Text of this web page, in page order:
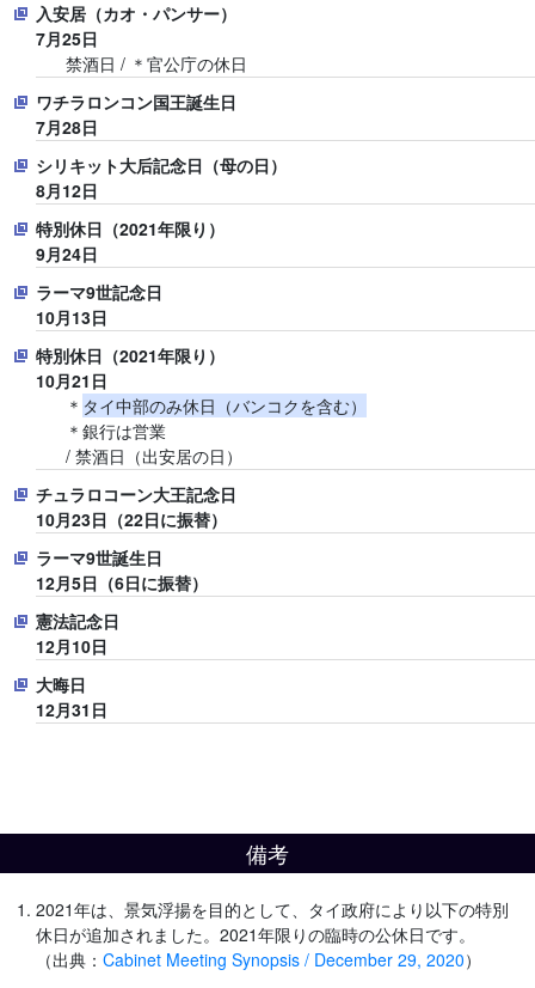
入安居（カオ・パンサー）
7月25日
禁酒日 / ＊官公庁の休日
ワチラロンコン国王誕生日
7月28日
シリキット大后記念日（母の日）
8月12日
特別休日（2021年限り）
9月24日
ラーマ9世記念日
10月13日
特別休日（2021年限り）
10月21日
＊ タイ中部のみ休日（バンコクを含む）
＊銀行は営業
/ 禁酒日（出安居の日）
チュラロコーン大王記念日
10月23日（22日に振替）
ラーマ9世誕生日
12月5日（6日に振替）
憲法記念日
12月10日
大晦日
12月31日
備考
2021年は、景気浮揚を目的として、タイ政府により以下の特別
休日が追加されました。2021年限りの臨時の公休日です。
（出典： Cabinet Meeting Synopsis / December 29, 2020）